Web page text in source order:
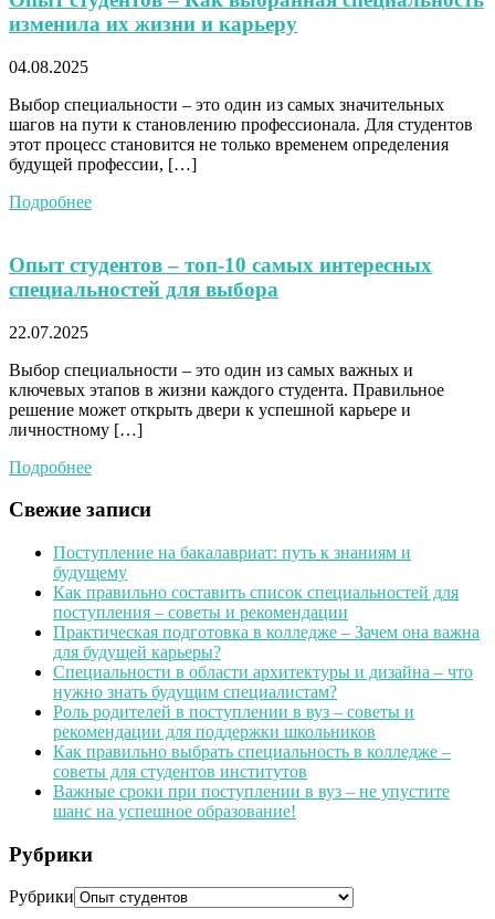
изменила их жизни и карьеру
04.08.2025
Выбор специальности – это один из самых значительных
шагов на пути к становлению профессионала. Для студентов
этот процесс становится не только временем определения
будущей профессии, […]
Подробнее
Опыт студентов – топ-10 самых интересных
специальностей для выбора
22.07.2025
Выбор специальности – это один из самых важных и
ключевых этапов в жизни каждого студента. Правильное
решение может открыть двери к успешной карьере и
личностному […]
Подробнее
Свежие записи
Поступление на бакалавриат: путь к знаниям и
будущему
Как правильно составить список специальностей для
поступления – советы и рекомендации
Практическая подготовка в колледже – Зачем она важна
для будущей карьеры?
Специальности в области архитектуры и дизайна – что
нужно знать будущим специалистам?
Роль родителей в поступлении в вуз – советы и
рекомендации для поддержки школьников
Как правильно выбрать специальность в колледже –
советы для студентов институтов
Важные сроки при поступлении в вуз – не упустите
шанс на успешное образование!
Рубрики
Рубрики